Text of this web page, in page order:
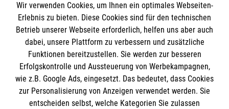
Informationen
Impressum
Datenschutz
Barrierefreiheit
Die Malteser
Wir verwenden Cookies, um Ihnen ein optimales Webseiten-
Erlebnis zu bieten. Diese Cookies sind für den technischen
Betrieb unserer Webseite erforderlich, helfen uns aber auch
dabei, unsere Plattform zu verbessern und zusätzliche
Funktionen bereitzustellen. Sie werden zur besseren
Erfolgskontrolle und Aussteuerung von Werbekampagnen,
wie z.B. Google Ads, eingesetzt. Das bedeutet, dass Cookies
zur Personalisierung von Anzeigen verwendet werden. Sie
entscheiden selbst, welche Kategorien Sie zulassen